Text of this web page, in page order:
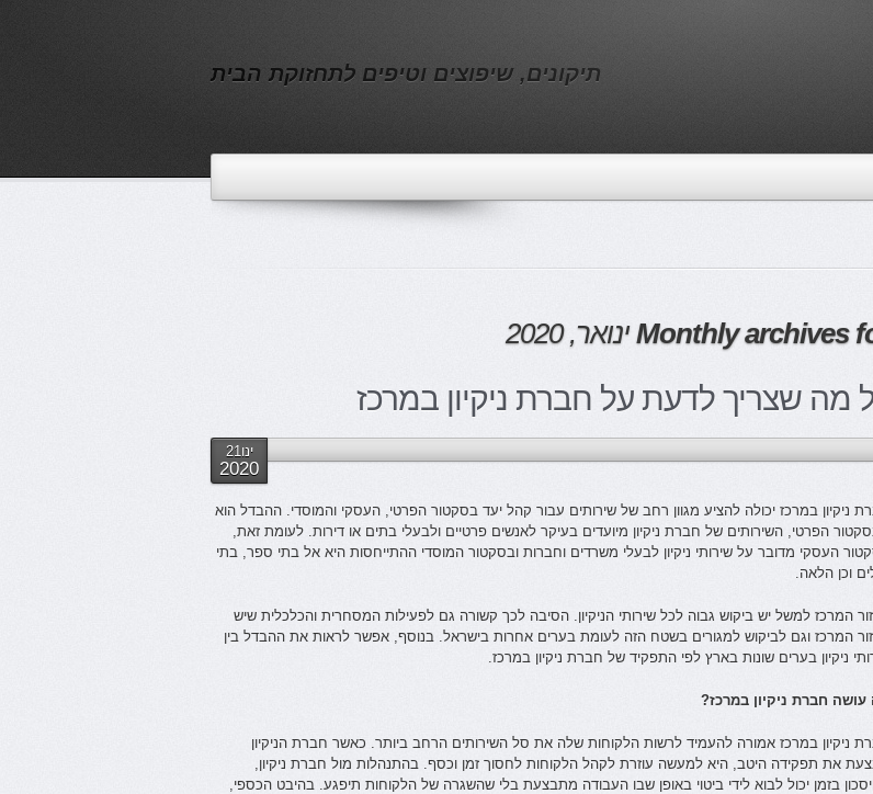
תיקונים, שיפוצים וטיפים לתחזוקת הבית
Monthly archives ינואר, 2020
מה שצריך לדעת על חברת ניקיון במרכז
ינו21
2020
ניקיון במרכז יכולה להציע מגוון רחב של שירותים עבור קהל יעד בסקטור הפרטי, העסקי והמוסדי. ההבדל הוא
הפרטי, השירותים של חברת ניקיון מיועדים בעיקר לאנשים פרטיים ולבעלי בתים או דירות. לעומת זאת,
העסקי מדובר על שירותי ניקיון לבעלי משרדים וחברות ובסקטור המוסדי ההתייחסות היא אל בתי ספר, בתי
וכן הלאה.
המרכז למשל יש ביקוש גבוה לכל שירותי הניקיון. הסיבה לכך קשורה גם לפעילות המסחרית והכלכלית שיש
המרכז וגם לביקוש למגורים בשטח הזה לעומת בערים אחרות בישראל. בנוסף, אפשר לראות את ההבדל בין
ניקיון בערים שונות בארץ לפי התפקיד של חברת ניקיון במרכז.
חברת ניקיון במרכז?
ניקיון במרכז אמורה להעמיד לרשות הלקוחות שלה את סל השירותים הרחב ביותר. כאשר חברת הניקיון
את תפקידה היטב, היא למעשה עוזרת לקהל הלקוחות לחסוך זמן וכסף. בהתנהלות מול חברת ניקיון,
בזמן יכול לבוא לידי ביטוי באופן שבו העבודה מתבצעת בלי שהשגרה של הלקוחות תיפגע. בהיבט הכספי,